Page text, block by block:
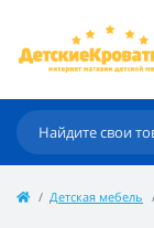
Детская мебель